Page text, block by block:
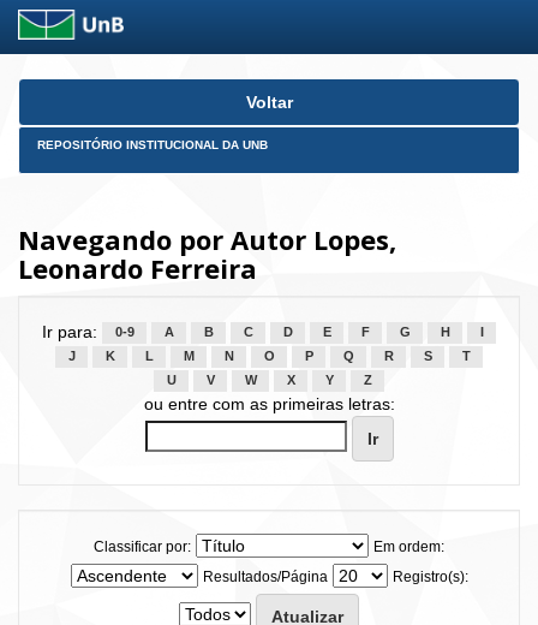
Skip
Voltar
REPOSITÓRIO INSTITUCIONAL DA UNB
Navegando por Autor Lopes,
Leonardo Ferreira
Ir para: 0-9 A B C D E F G H
J
K L M N O P Q R S
T
U
V W X Y Z
ou entre com as primeiras letras:
Classificar por:
Em ordem:
Resultados/Página
Registro(s):